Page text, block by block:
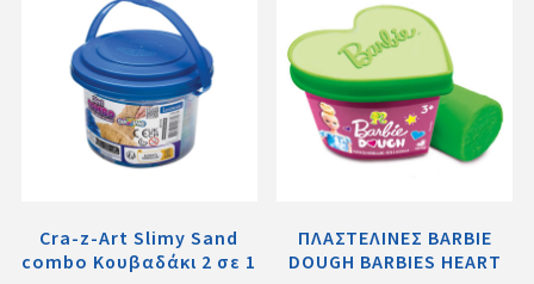
Cra-z-Art Slimy Sand
combo Κουβαδάκι 2 σε 1
ΠΛΑΣΤΕΛΙΝΕΣ BARBIE
DOUGH BARBIES HEART